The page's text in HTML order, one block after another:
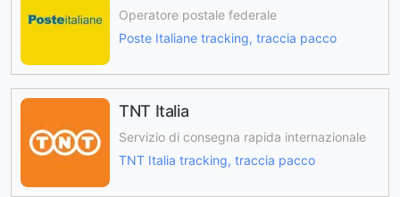
Operatore postale federale
Poste Italiane tracking, traccia pacco
TNT Italia
Servizio di consegna rapida internazionale
TNT Italia tracking, traccia pacco